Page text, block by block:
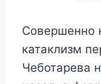
Совершенно
катаклизм
Чеботарева